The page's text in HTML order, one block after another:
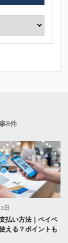
8件
日
払い方法｜ペイペ
える？ポイントも